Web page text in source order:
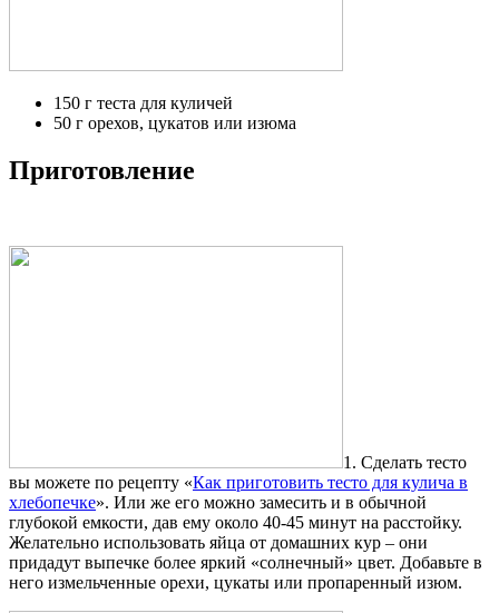
150 г теста для куличей
50 г орехов, цукатов или изюма
Приготовление
1. Сделать тесто
вы можете по рецепту «Как приготовить тесто для кулича в
хлебопечке». Или же его можно замесить и в обычной
глубокой емкости, дав ему около 40-45 минут на расстойку.
Желательно использовать яйца от домашних кур – они
придадут выпечке более яркий «солнечный» цвет. Добавьте в
него измельченные орехи, цукаты или пропаренный изюм.